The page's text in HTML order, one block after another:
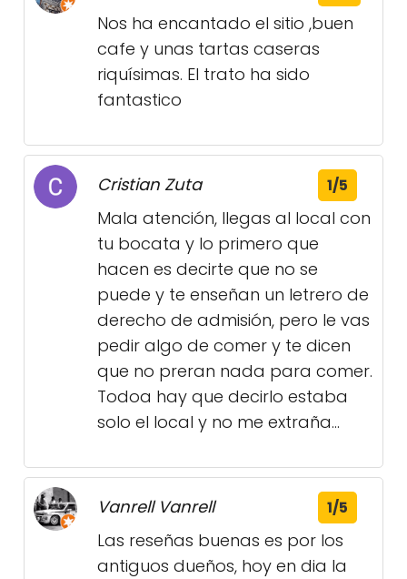
Nos ha encantado el sitio ,buen
cafe y unas tartas caseras
riquísimas. El trato ha sido
fantastico
Cristian Zuta 1/5
Mala atención, llegas al local con
tu bocata y lo primero que
hacen es decirte que no se
puede y te enseñan un letrero de
derecho de admisión, pero le vas
pedir algo de comer y te dicen
que no preran nada para comer.
Todoa hay que decirlo estaba
solo el local y no me extraña...
Vanrell Vanrell 1/5
Las reseñas buenas es por los
antiguos dueños, hoy en dia la